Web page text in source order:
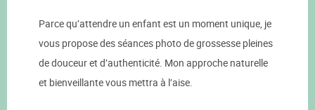
Parce qu’attendre un enfant est un moment unique, je
vous propose des séances photo de grossesse pleines
de douceur et d’authenticité. Mon approche naturelle
et bienveillante vous mettra à l’aise.